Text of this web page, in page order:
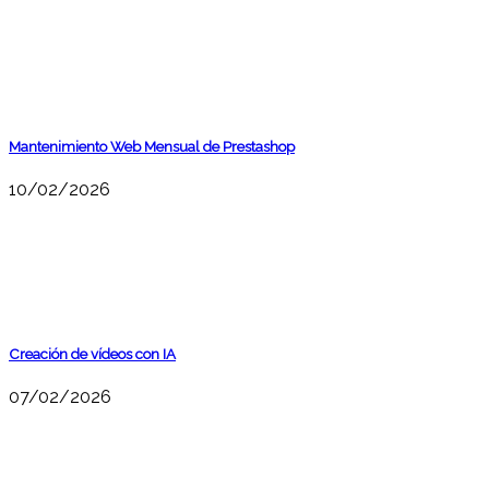
Mantenimiento Web Mensual de Prestashop
10/02/2026
Creación de vídeos con IA
07/02/2026